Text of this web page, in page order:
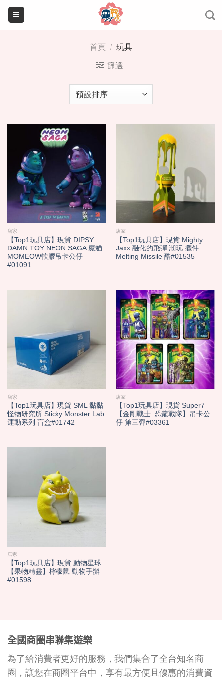
Skip
首頁 / 玩具
篩選
店家
【Top1玩具店】現貨 DIPSY
DAMN TOY NEON SAGA 魔貓
MOMEOW軟膠吊卡公仔
#01091
店家
【Top1玩具店】現貨 Mighty
Jaxx 融化的飛彈 潮玩 擺件
Melting Missile 酷#01535
店家
【Top1玩具店】現貨 SML 黏黏
怪物研究所 Sticky Monster Lab
運動系列 盲盒#01742
店家
【Top1玩具店】現貨 Super7
【金剛戰士: 恐龍戰隊】吊卡公
仔 第三彈#03361
店家
【Top1玩具店】現貨 動物星球
【果物精靈】檸檬鼠 動物手辦
#01598
全國商圈串聯集遊樂
為了給消費者更好的服務，我們集合了全台知名商
圈，讓您在商圈平台中，享有最方便且優惠的消費資